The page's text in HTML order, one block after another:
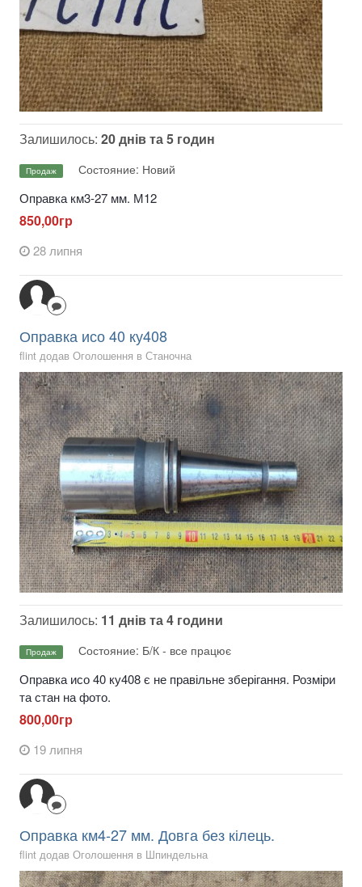
Залишилось: 20 днів та 5 годин
Продаж Состояние: Новий
Оправка км3-27 мм. М12
850,00гр
28 липня
Оправка исо 40 ку408
flint додав Оголошення в Станочна
Залишилось: 11 днів та 4 години
Продаж Состояние: Б/К - все працює
Оправка исо 40 ку408 є не правільне зберігання. Розміри
та стан на фото.
800,00гр
19 липня
Оправка км4-27 мм. Довга без кілець.
flint додав Оголошення в Шпиндельна